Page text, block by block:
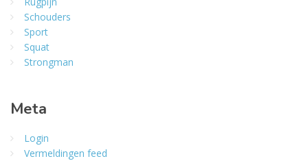
Schouders
Sport
Squat
Strongman
Meta
Login
Vermeldingen feed